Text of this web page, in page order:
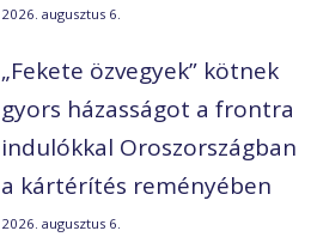
2026. augusztus 6.
„Fekete özvegyek” kötnek
gyors házasságot a frontra
indulókkal Oroszországban
a kártérítés reményében
2026. augusztus 6.